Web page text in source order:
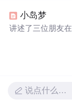
小岛梦
讲述了三位朋友在
说点什么…